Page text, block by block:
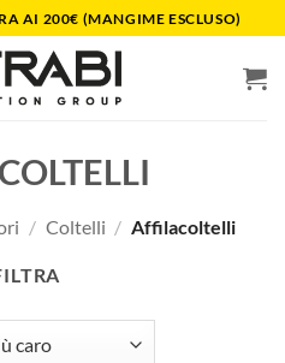
AI 200€ (MANGIME ESCLUSO)
/ Coltelli / Affilacoltelli